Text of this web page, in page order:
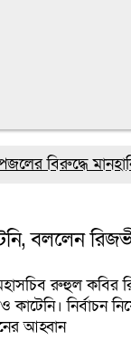
বিরুদ্ধে
বললেন
রুহুল কবির
নির্বাচন
আহ্বান